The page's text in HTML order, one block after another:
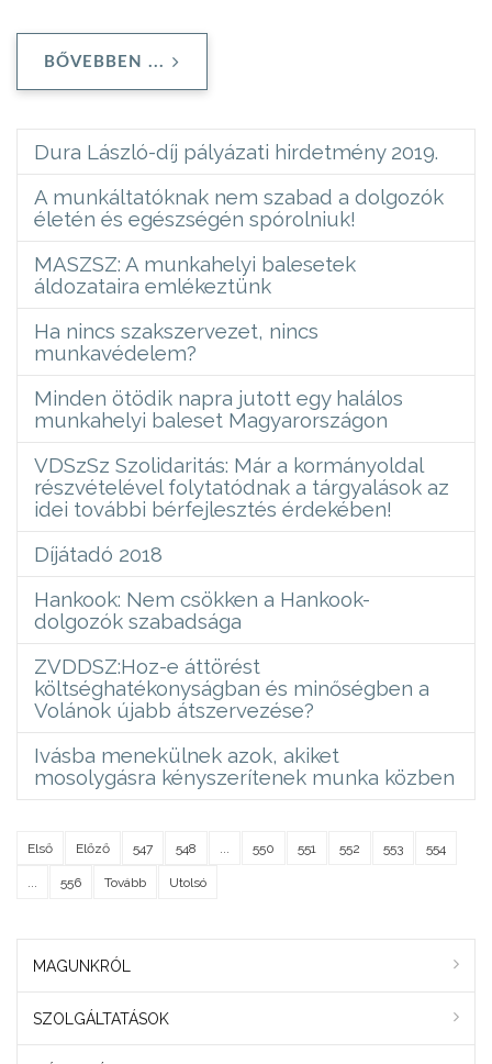
BŐVEBBEN ...
Dura László-díj pályázati hirdetmény 2019.
A munkáltatóknak nem szabad a dolgozók
életén és egészségén spórolniuk!
MASZSZ: A munkahelyi balesetek
áldozataira emlékeztünk
Ha nincs szakszervezet, nincs
munkavédelem?
Minden ötödik napra jutott egy halálos
munkahelyi baleset Magyarországon
VDSzSz Szolidaritás: Már a kormányoldal
részvételével folytatódnak a tárgyalások az
idei további bérfejlesztés érdekében!
Díjátadó 2018
Hankook: Nem csökken a Hankook-
dolgozók szabadsága
ZVDDSZ:Hoz-e áttörést
költséghatékonyságban és minőségben a
Volánok újabb átszervezése?
Ivásba menekülnek azok, akiket
mosolygásra kényszerítenek munka közben
Első Előző 547 548 ... 550 551 552 553 554
... 556 Tovább Utolsó
MAGUNKRÓL
SZOLGÁLTATÁSOK